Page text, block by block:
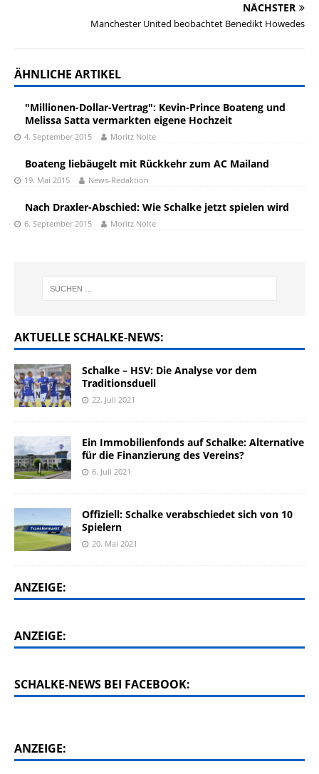
NÄCHSTER
Manchester United beobachtet Benedikt Höwedes
ÄHNLICHE ARTIKEL
"Millionen-Dollar-Vertrag": Kevin-Prince Boateng und
Melissa Satta vermarkten eigene Hochzeit
4. September 2015 Moritz Nolte
Boateng liebäugelt mit Rückkehr zum AC Mailand
19. Mai 2015 News-Redaktion
Nach Draxler-Abschied: Wie Schalke jetzt spielen wird
6. September 2015 Moritz Nolte
AKTUELLE SCHALKE-NEWS:
Schalke – HSV: Die Analyse vor dem
Traditionsduell
22. Juli 2021
Ein Immobilienfonds auf Schalke: Alternative
für die Finanzierung des Vereins?
6. Juli 2021
Offiziell: Schalke verabschiedet sich von 10
Spielern
20. Mai 2021
ANZEIGE:
ANZEIGE:
SCHALKE-NEWS BEI FACEBOOK:
ANZEIGE: